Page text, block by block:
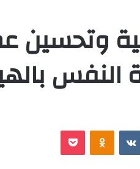
وتحسين
النفس
Odnoklassniki
بوكيت